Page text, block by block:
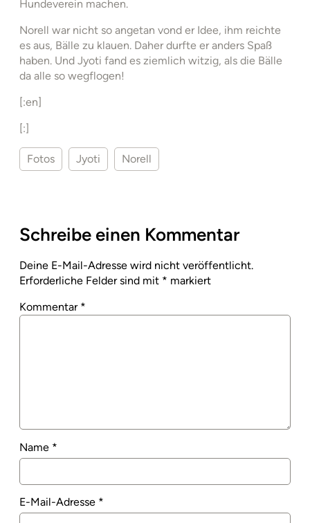
Hundeverein machen.
Norell war nicht so angetan vond er Idee, ihm reichte
es aus, Bälle zu klauen. Daher durfte er anders Spaß
haben. Und Jyoti fand es ziemlich witzig, als die Bälle
da alle so wegflogen!
[:en]
[:]
Fotos Jyoti Norell
Schreibe einen Kommentar
Deine E-Mail-Adresse wird nicht veröffentlicht.
Erforderliche Felder sind mit * markiert
Kommentar *
Name *
E-Mail-Adresse *